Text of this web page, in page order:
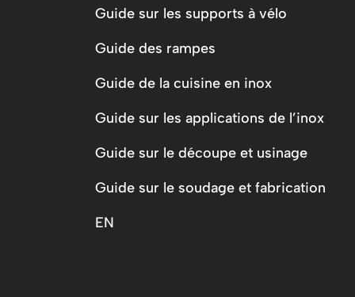
Guide sur les supports à vélo
Guide des rampes
Guide de la cuisine en inox
Guide sur les applications de l’inox
Guide sur le découpe et usinage
Guide sur le soudage et fabrication
EN